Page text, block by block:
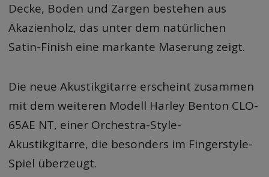
Decke, Boden und Zargen bestehen aus
Akazienholz, das unter dem natürlichen
Satin-Finish eine markante Maserung zeigt.
Die neue Akustikgitarre erscheint zusammen
mit dem weiteren Modell Harley Benton CLO-
65AE NT, einer Orchestra-Style-
Akustikgitarre, die besonders im Fingerstyle-
Spiel überzeugt.